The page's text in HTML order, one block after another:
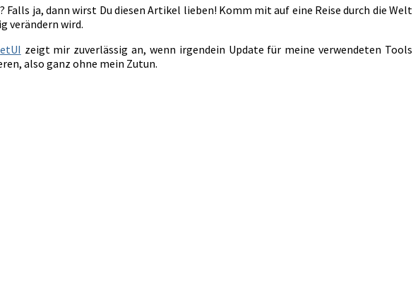
ja, dann wirst Du diesen Artikel lieben! Komm mit auf eine Reise durch die Welt
verändern wird.
zeigt mir zuverlässig an, wenn irgendein Update für meine verwendeten Tools
also ganz ohne mein Zutun.